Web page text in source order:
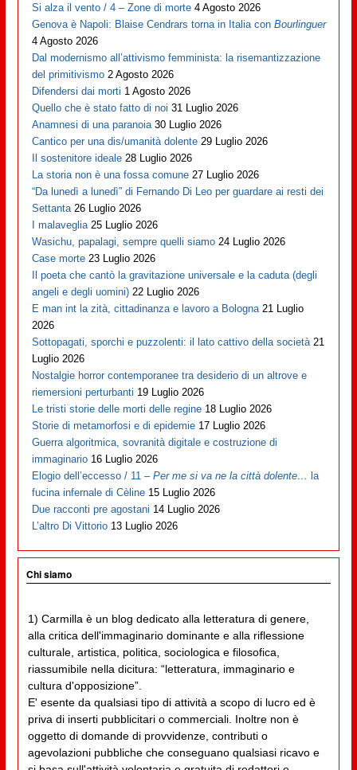
Si alza il vento / 4 – Zone di morte 4 Agosto 2026
Genova è Napoli: Blaise Cendrars torna in Italia conBourlinguer
4 Agosto 2026
Dal modernismo all’attivismo femminista: la risemantizzazione
del primitivismo 2 Agosto 2026
Difendersi dai morti 1 Agosto 2026
Quello che è stato fatto di noi 31 Luglio 2026
Anamnesi di una paranoia 30 Luglio 2026
Cantico per una dis/umanità dolente 29 Luglio 2026
Il sostenitore ideale 28 Luglio 2026
La storia non è una fossa comune 27 Luglio 2026
“Da lunedì a lunedì” di Fernando Di Leo per guardare ai resti dei
Settanta 26 Luglio 2026
I malaveglia 25 Luglio 2026
Wasichu, papalagi, sempre quelli siamo 24 Luglio 2026
Case morte 23 Luglio 2026
Il poeta che cantò la gravitazione universale e la caduta (degli
angeli e degli uomini) 22 Luglio 2026
E man int la zità, cittadinanza e lavoro a Bologna 21 Luglio
2026
Sottopagati, sporchi e puzzolenti: il lato cattivo della società 21
Luglio 2026
Nostalgie horror contemporanee tra desiderio di un altrove e
riemersioni perturbanti 19 Luglio 2026
Le tristi storie delle morti delle regine 18 Luglio 2026
Storie di metamorfosi e di epidemie 17 Luglio 2026
Guerra algoritmica, sovranità digitale e costruzione di
immaginario 16 Luglio 2026
Elogio dell’eccesso / 11 –Per me si va ne la città dolente… la
fucina infernale di Cèline 15 Luglio 2026
Due racconti pre agostani 14 Luglio 2026
L’altro Di Vittorio 13 Luglio 2026
Chi siamo
1) Carmilla è un blog dedicato alla letteratura di genere,
alla critica dell'immaginario dominante e alla riflessione
culturale, artistica, politica, sociologica e filosofica,
riassumibile nella dicitura: “letteratura, immaginario e
cultura d'opposizione”.
E' esente da qualsiasi tipo di attività a scopo di lucro ed è
priva di inserti pubblicitari o commerciali. Inoltre non è
oggetto di domande di provvidenze, contributi o
agevolazioni pubbliche che conseguano qualsiasi ricavo e